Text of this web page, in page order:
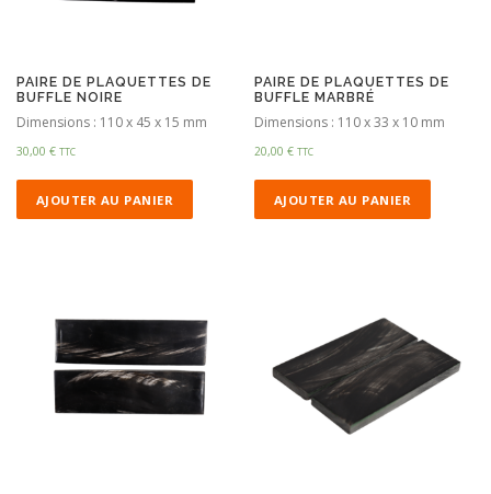
PAIRE DE PLAQUETTES DE
BUFFLE NOIRE
Dimensions : 110 x 45 x 15 mm
30,00 € TTC
AJOUTER AU PANIER
PAIRE DE PLAQUETTES DE
BUFFLE MARBRÉ
Dimensions : 110 x 33 x 10 mm
20,00€ TTC
AJOUTER AU PANIER